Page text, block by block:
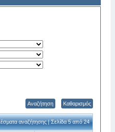
Αναζήτηση Καθαρισμός
αναζήτησης | Σελίδα 5 από 24